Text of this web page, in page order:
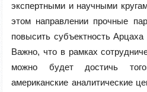
экспертными и научными
этом направлении прочные
повысить субъектность
Важно, что в рамках
можно будет достичь
американские аналитические